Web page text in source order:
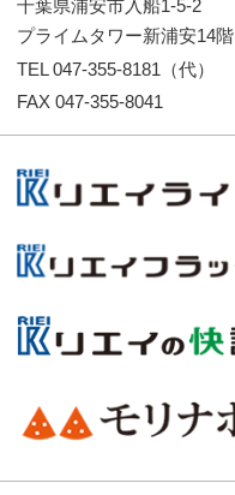
千葉県浦安市入船1-5-2
プライムタワー新浦安14階
TEL 047-355-8181（代）
FAX 047-355-8041